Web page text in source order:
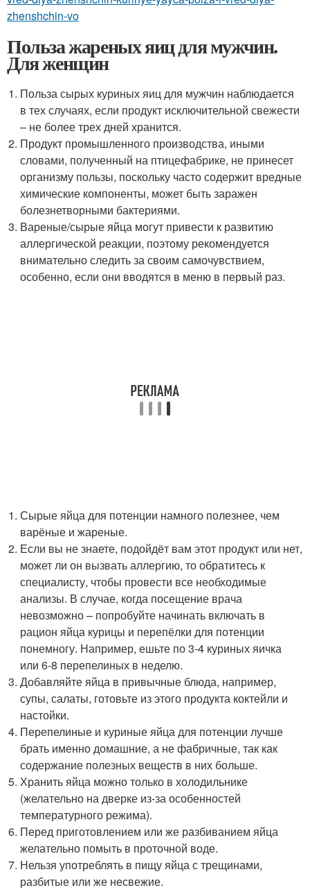
zhenshchin-vo
Польза жареных яиц для мужчин.
Для женщин
Польза сырых куриных яиц для мужчин наблюдается
в тех случаях, если продукт исключительной свежести
– не более трех дней хранится.
Продукт промышленного производства, иными
словами, полученный на птицефабрике, не принесет
организму пользы, поскольку часто содержит вредные
химические компоненты, может быть заражен
болезнетворными бактериями.
Вареные/сырые яйца могут привести к развитию
аллергической реакции, поэтому рекомендуется
внимательно следить за своим самочувствием,
особенно, если они вводятся в меню в первый раз.
Сырые яйца для потенции намного полезнее, чем
варёные и жареные.
Если вы не знаете, подойдёт вам этот продукт или нет,
может ли он вызвать аллергию, то обратитесь к
специалисту, чтобы провести все необходимые
анализы. В случае, когда посещение врача
невозможно – попробуйте начинать включать в
рацион яйца курицы и перепёлки для потенции
понемногу. Например, ешьте по 3-4 куриных яичка
или 6-8 перепелиных в неделю.
Добавляйте яйца в привычные блюда, например,
супы, салаты, готовьте из этого продукта коктейли и
настойки.
Перепелиные и куриные яйца для потенции лучше
брать именно домашние, а не фабричные, так как
содержание полезных веществ в них больше.
Хранить яйца можно только в холодильнике
(желательно на дверке из-за особенностей
температурного режима).
Перед приготовлением или же разбиванием яйца
желательно помыть в проточной воде.
Нельзя употреблять в пищу яйца с трещинами,
разбитые или же несвежие.